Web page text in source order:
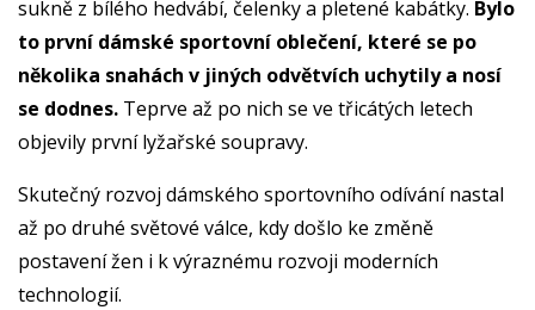
sukně z bílého hedvábí, čelenky a pletené kabátky. Bylo
to první dámské sportovní oblečení, které se po
několika snahách v jiných odvětvích uchytily a nosí
se dodnes. Teprve až po nich se ve třicátých letech
objevily první lyžařské soupravy.
Skutečný rozvoj dámského sportovního odívání nastal
až po druhé světové válce, kdy došlo ke změně
postavení žen i k výraznému rozvoji moderních
technologií.